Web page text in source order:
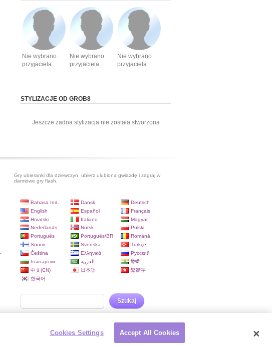
Nie wybrano
przyjaciela
Nie wybrano
przyjaciela
Nie wybrano
przyjaciela
STYLIZACJE OD GROB8
Jeszcze żadna stylizacja nie została stworzona
Gry ubieranki dla dziewczyn, ubierz ulubioną gwiazdę i zagraj w
darmowe gry flash.
Bahasa Ind. Dansk
Deutsch
English
Español
Français
Hrvatski
Italiano
Magyar
Nederlands
Norsk
Polski
Português
Português/BR
Română
Suomi
Svenska
Türkçe
Čeština
Ελληνικά
Русский
български
العربية
हिन्दी
中文(CN)
日本語
繁體字
한국어
Szukaj
Cookies Settings Accept All Cookies